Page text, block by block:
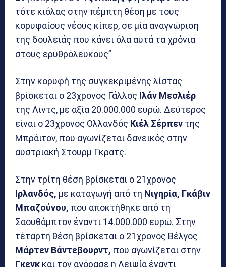
τότε κιόλας στην πέμπτη θέση με τους
κορυφαίους νέους κίπερ, σε μία αναγνώριση
της δουλειάς που κάνει όλα αυτά τα χρόνια
στους ερυθρόλευκους”
Στην κορυφή της συγκεκριμένης λίστας
βρίσκεται ο 23χρονος Γάλλος Ιλάν Μεσλιέρ
της Λιντς, με αξία 20.000.000 ευρώ. Δεύτερος
είναι ο 23χρονος Ολλανδός Κιέλ Σέρπεν της
Μπράιτον, που αγωνίζεται δανεικός στην
αυστριακή Στουρμ Γκρατς.
Στην τρίτη θέση βρίσκεται ο 21χρονος
Ιρλανδός, με καταγωγή από τη Νιγηρία, Γκάβιν
Μπαζούνου, που αποκτήθηκε από τη
Σαουθάμπτον έναντι 14.000.000 ευρώ. Στην
τέταρτη θέση βρίσκεται ο 21χρονος Βέλγος
Μάρτεν Βάντεβουρντ, που αγωνίζεται στην
Γκενκ και τον αγόρασε η Λειψία έναντι